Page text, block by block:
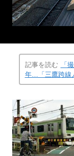
記事を読む
「
年…「三鷹跨線